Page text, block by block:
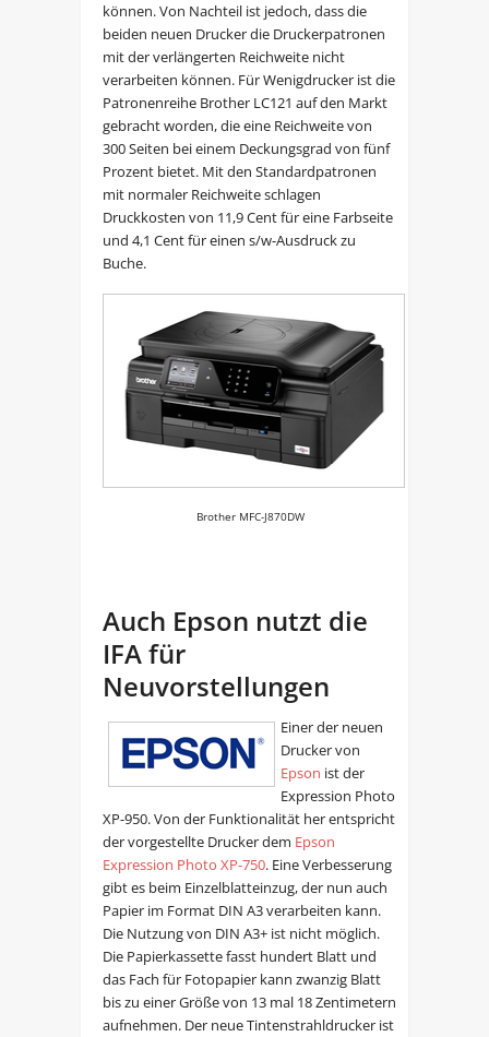
können. Von Nachteil ist jedoch, dass die
beiden neuen Drucker die Druckerpatronen
mit der verlängerten Reichweite nicht
verarbeiten können. Für Wenigdrucker ist die
Patronenreihe Brother LC121 auf den Markt
gebracht worden, die eine Reichweite von
300 Seiten bei einem Deckungsgrad von fünf
Prozent bietet. Mit den Standardpatronen
mit normaler Reichweite schlagen
Druckkosten von 11,9 Cent für eine Farbseite
und 4,1 Cent für einen s/w-Ausdruck zu
Buche.
Brother MFC-J870DW
Auch Epson nutzt die
IFA für
Neuvorstellungen
Einer der neuen
Drucker von
Epson ist der
Expression Photo
XP-950. Von der Funktionalität her entspricht
der vorgestellte Drucker dem Epson
Expression Photo XP-750. Eine Verbesserung
gibt es beim Einzelblatteinzug, der nun auch
Papier im Format DIN A3 verarbeiten kann.
Die Nutzung von DIN A3+ ist nicht möglich.
Die Papierkassette fasst hundert Blatt und
das Fach für Fotopapier kann zwanzig Blatt
bis zu einer Größe von 13 mal 18 Zentimetern
aufnehmen. Der neue Tintenstrahldrucker ist